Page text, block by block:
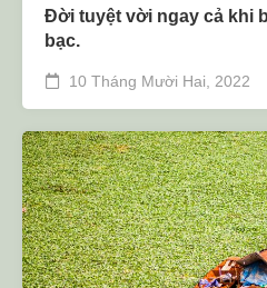
Đời tuyệt vời ngay cả khi
bạc.
10 Tháng Mười Hai, 2022